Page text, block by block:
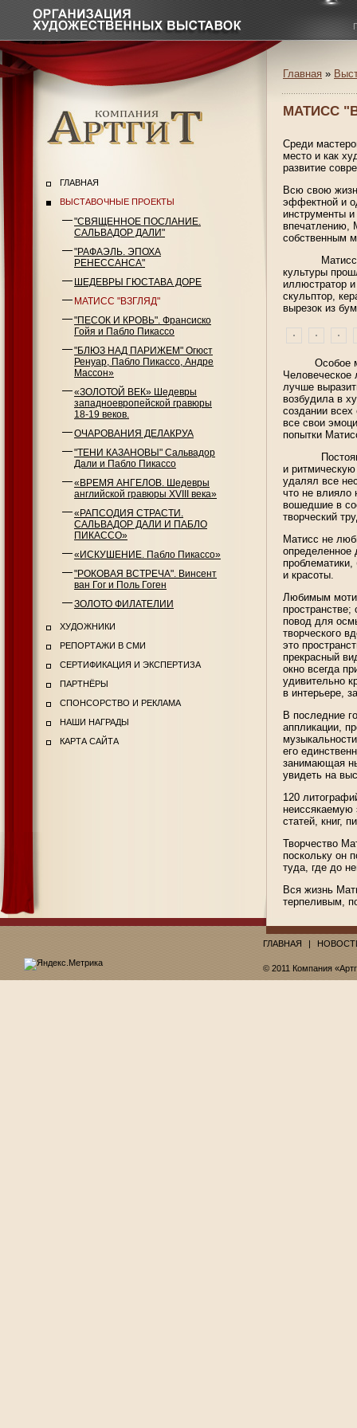
ГЛАВНАЯ
ВЫСТАВОЧНЫЕ ПРОЕКТЫ
"СВЯЩЕННОЕ ПОСЛАНИЕ.
САЛЬВАДОР ДАЛИ"
"РАФАЭЛЬ. ЭПОХА
РЕНЕССАНСА"
ШЕДЕВРЫ ГЮСТАВА ДОРЕ
МАТИСС "ВЗГЛЯД"
"ПЕСОК И КРОВЬ". Франcиско
Гойя и Пабло Пикассо
"БЛЮЗ НАД ПАРИЖЕМ" Огюст
Ренуар, Пабло Пикассо, Андре
Массон»
«ЗОЛОТОЙ ВЕК» Шедевры
западноевропейской гравюры
18-19 веков.
ОЧАРОВАНИЯ ДЕЛАКРУА
"ТЕНИ КАЗАНОВЫ" Сальвадор
Дали и Пабло Пикассо
«ВРЕМЯ АНГЕЛОВ. Шедевры
английской гравюры XVIII века»
«РАПСОДИЯ СТРАСТИ.
САЛЬВАДОР ДАЛИ И ПАБЛО
ПИКАССО»
«ИСКУШЕНИЕ. Пабло Пикассо»
"РОКОВАЯ ВСТРЕЧА". Винсент
ван Гог и Поль Гоген
ЗОЛОТО ФИЛАТЕЛИИ
ХУДОЖНИКИ
РЕПОРТАЖИ В СМИ
СЕРТИФИКАЦИЯ И ЭКСПЕРТИЗА
ПАРТНЁРЫ
СПОНСОРСТВО И РЕКЛАМА
НАШИ НАГРАДЫ
КАРТА САЙТА
Главная »
МАТИСС
Среди
место и как
развитие
Всю свою
эффектной и
инструменты
впечатлению,
Матисс
культуры
иллюстратор
скульптор,
вырезок из
Особое
лучше
возбудила в
создании всех
все свои
попытки
Постоянно
и
удалял все
что не влияло
вошедшие в
творческий
Матисс не
определенное
и красоты.
Любимым
повод для
творческого
это
прекрасный
окно всегда
удивительно
в интерьере,
В последние
аппликации,
его
занимающая
увидеть на
120
неиссякаемую
статей, книг,
Творчество
поскольку он
туда, где до
Вся жизнь
терпеливым,
ГЛАВНАЯ
© 2011 Компания